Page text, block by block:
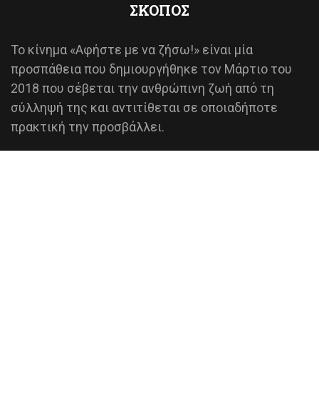
ΣΚΟΠΟΣ
Το κίνημα «Αφήστε με να ζήσω!» είναι μία
προσπάθεια που δημιουργήθηκε τον Μάρτιο του
2018 που σέβεται την ανθρώπινη ζωή από τη
σύλληψή της και αντιτίθεται σε οποιαδήποτε
πρακτική την προσβάλλει.